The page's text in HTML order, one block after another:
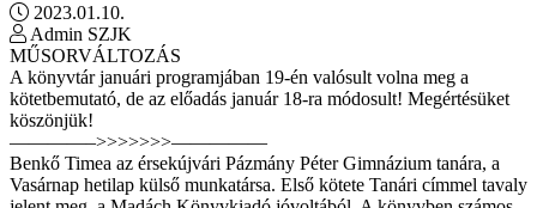
2023.01.10.
Admin SZJK
MŰSORVÁLTOZÁS
A könyvtár januári programjában 19-én valósult volna meg a
kötetbemutató, de az előadás január 18-ra módosult! Megértésüket
köszönjük!
————–>>>>>>>—————
Benkő Timea az érsekújvári Pázmány Péter Gimnázium tanára, a
Vasárnap hetilap külső munkatársa. Első kötete Tanári címmel tavaly